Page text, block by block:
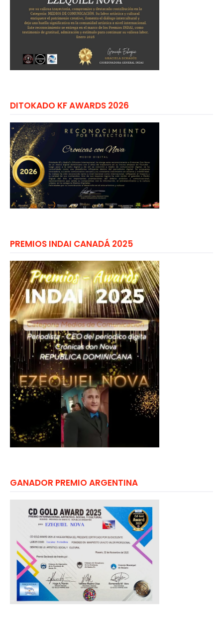
DITOKADO KF AWARDS 2026
PREMIOS INDAI CANADÁ 2025
GANADOR PREMIO ARGENTINA